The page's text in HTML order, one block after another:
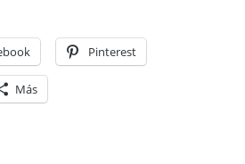
Pinterest
Más